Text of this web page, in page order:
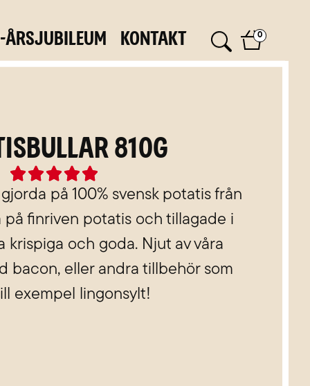
årsjubileum Kontakt 0
810g

5
out
of
5
på 100% svensk potatis från
på finriven potatis och tillagade i
krispiga och goda. Njut av våra
bacon, eller andra tillbehör som
exempel lingonsylt!